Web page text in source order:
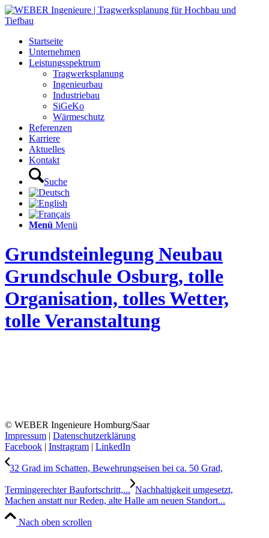
Startseite
Unternehmen
Leistungsspektrum
Tragwerksplanung
Ingenieurbau
Industriebau
SiGeKo
Wärmeschutz
Referenzen
Karriere
Aktuelles
Kontakt
Suche
Menü Menü
Grundsteinlegung Neubau
Grundschule Osburg, tolle
Organisation, tolles Wetter,
tolle Veranstaltung
© WEBER Ingenieure Homburg/Saar
Impressum | Datenschutzerklärung
Facebook | Instragram | LinkedIn
32 Grad im Schatten, Bewehrungseisen bei ca. 50 Grad,
Termingerechter Baufortschritt,... Nachhaltigkeit umgesetzt,
Machen anstatt nur Reden, alte Halle am neuen Standort...
Nach oben scrollen